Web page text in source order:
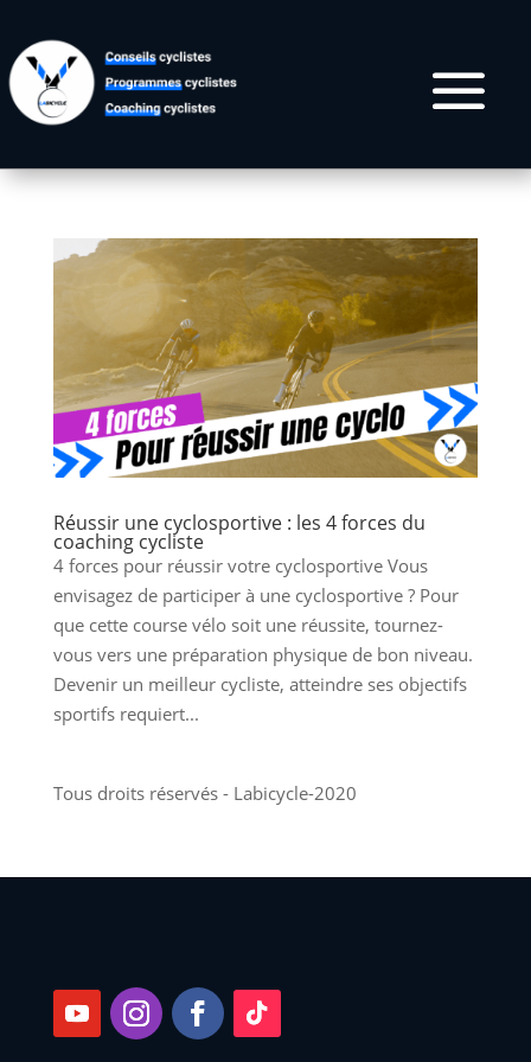
Réussir une cyclosportive : les 4 forces du
coaching cycliste
4 forces pour réussir votre cyclosportive Vous
envisagez de participer à une cyclosportive ? Pour
que cette course vélo soit une réussite, tournez-
vous vers une préparation physique de bon niveau.
Devenir un meilleur cycliste, atteindre ses objectifs
sportifs requiert...
Tous droits réservés - Labicycle-2020